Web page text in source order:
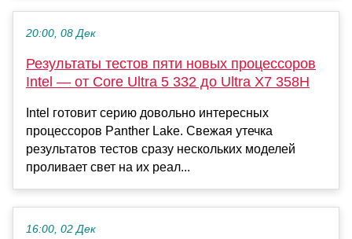
20:00, 08 Дек
Результаты тестов пяти новых процессоров
Intel — от Core Ultra 5 332 до Ultra X7 358H
Intel готовит серию довольно интересных
процессоров Panther Lake. Свежая утечка
результатов тестов сразу нескольких моделей
проливает свет на их реал...
16:00, 02 Дек